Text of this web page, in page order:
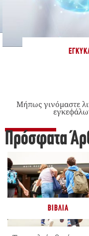
Μήπως γινόμαστε
Πρόσφατα
ΒΙΒΛΊΑ